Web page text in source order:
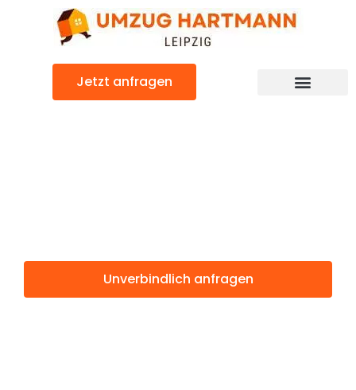
Jetzt anfragen
Unverbindlich anfragen